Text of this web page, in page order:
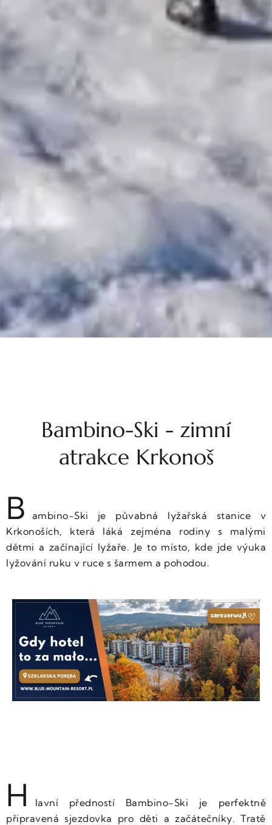
Bambino-Ski - zimní
atrakce Krkonoš
B
ambino-Ski je půvabná lyžařská stanice v
Krkonoších, která láká zejména rodiny s malými
dětmi a začínající lyžaře. Je to místo, kde jde výuka
lyžování ruku v ruce s šarmem a pohodou.
H
lavní předností Bambino-Ski je perfektně
připravená sjezdovka pro děti a začátečníky. Tratě